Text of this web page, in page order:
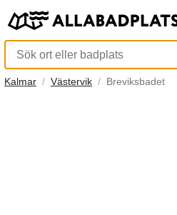
Kalmar Västervik Breviksbadet